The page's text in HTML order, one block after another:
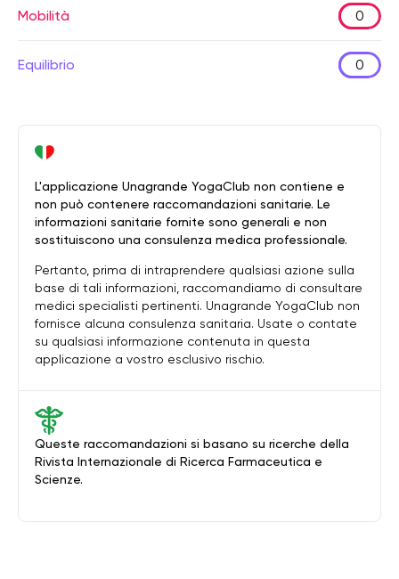
Mobilità 0
Equilibrio 0
Queste raccomandazioni si basano su ricerche della
Rivista Internazionale di Ricerca Farmaceutica e
Scienze.
L'applicazione Unagrande YogaClub non contiene e
non può contenere raccomandazioni sanitarie. Le
informazioni sanitarie fornite sono generali e non
sostituiscono una consulenza medica professionale.
Pertanto, prima di intraprendere qualsiasi azione sulla
base di tali informazioni, raccomandiamo di consultare
medici specialisti pertinenti. Unagrande YogaClub non
fornisce alcuna consulenza sanitaria. Usate o contate
su qualsiasi informazione contenuta in questa
applicazione a vostro esclusivo rischio.